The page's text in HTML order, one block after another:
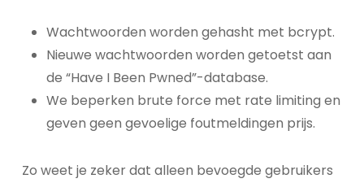
Wachtwoorden worden gehasht met bcrypt.
Nieuwe wachtwoorden worden getoetst aan
de “Have I Been Pwned”-database.
We beperken brute force met rate limiting en
geven geen gevoelige foutmeldingen prijs.
Zo weet je zeker dat alleen bevoegde gebruikers